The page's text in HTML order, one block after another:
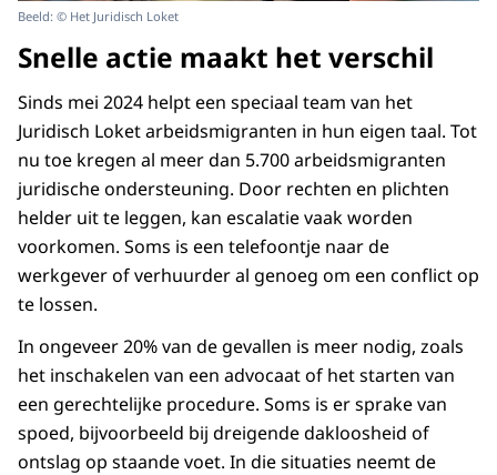
Beeld: © Het Juridisch Loket
Snelle actie maakt het verschil
Sinds mei 2024 helpt een speciaal team van het
Juridisch Loket arbeidsmigranten in hun eigen taal. Tot
nu toe kregen al meer dan 5.700 arbeidsmigranten
juridische ondersteuning. Door rechten en plichten
helder uit te leggen, kan escalatie vaak worden
voorkomen. Soms is een telefoontje naar de
werkgever of verhuurder al genoeg om een conflict op
te lossen.
In ongeveer 20% van de gevallen is meer nodig, zoals
het inschakelen van een advocaat of het starten van
een gerechtelijke procedure. Soms is er sprake van
spoed, bijvoorbeeld bij dreigende dakloosheid of
ontslag op staande voet. In die situaties neemt de